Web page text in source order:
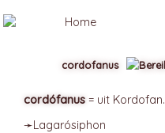
cordófanus = uit Kordofan.
➛Lagarósiphon
cordofanus